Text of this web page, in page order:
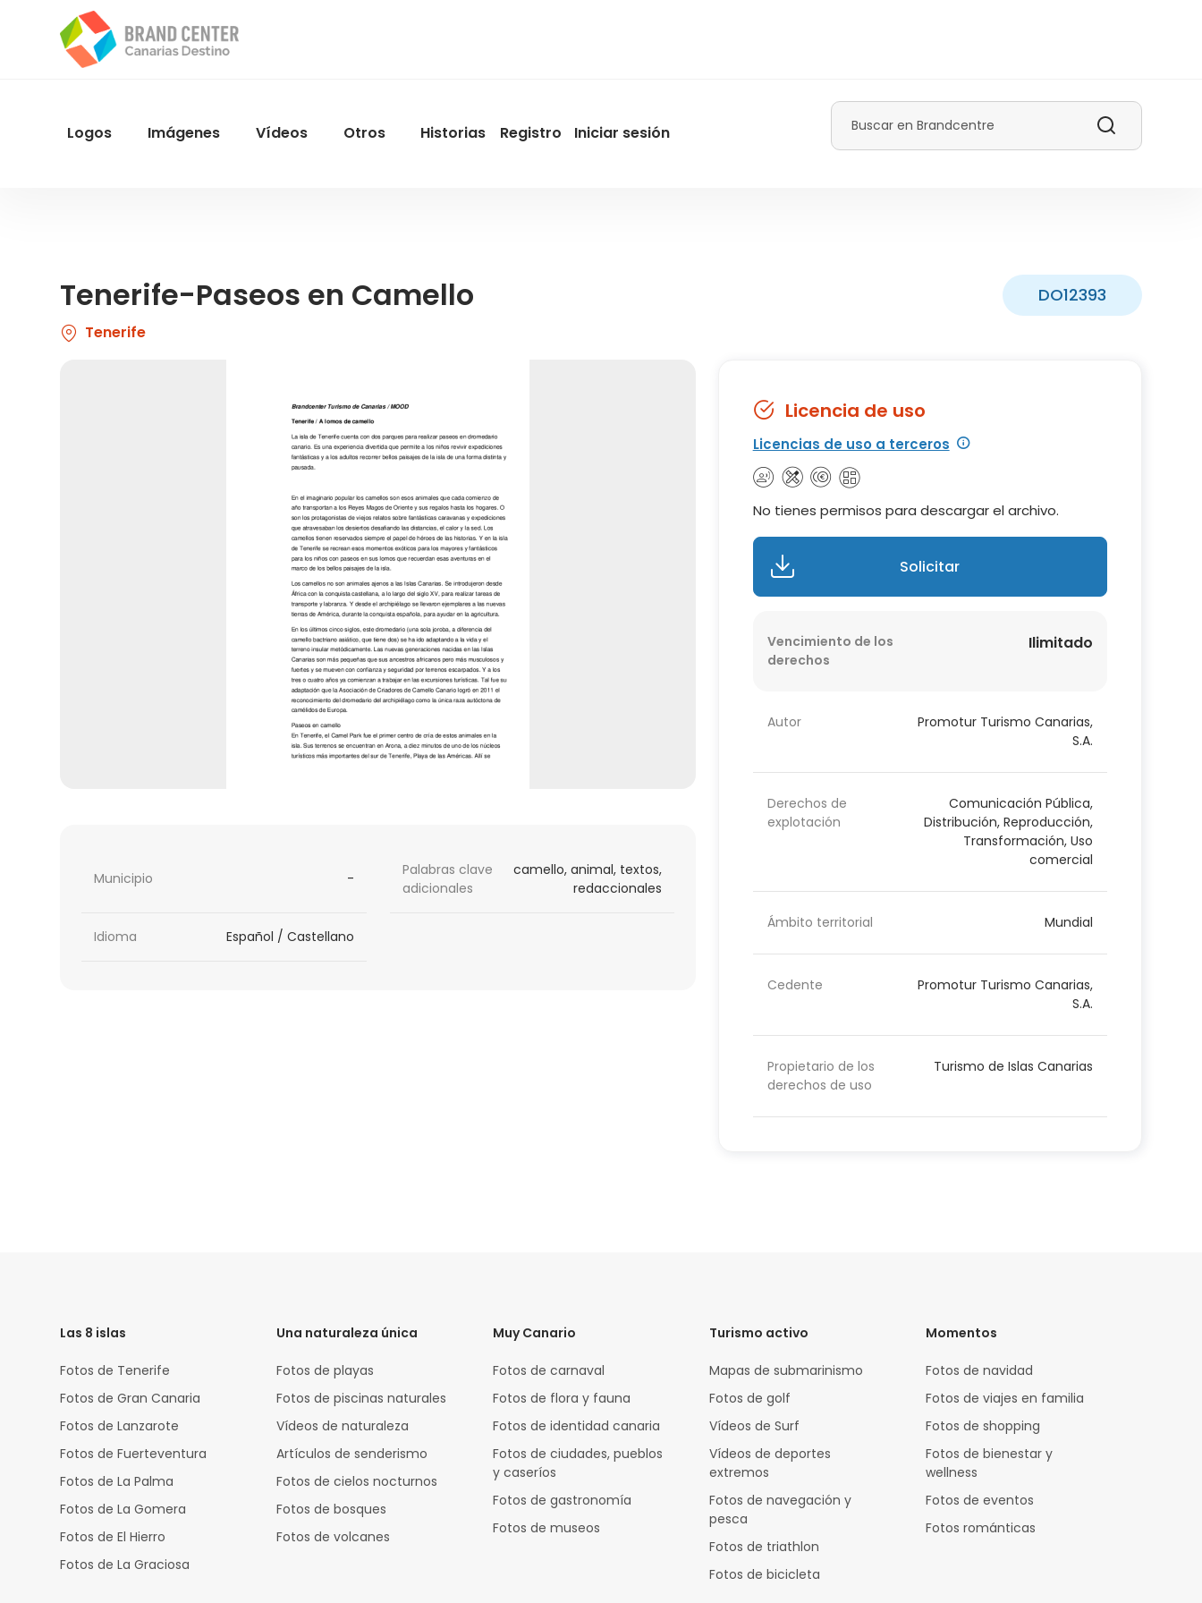
contenido
Menu
Logos Imágenes Vídeos Otros Historias
User
Registro Iniciar sesión
Buscar
Tenerife-Paseos en Camello DO12393
Tenerife
Municipio -
Palabras clave
adicionales
camello, animal, textos,
redaccionales
Idioma Español / Castellano
Licencia de uso
Licencias de uso a terceros
No tienes permisos para descargar el archivo.
Solicitar
Vencimiento de los
derechos
Ilimitado
Autor
Promotur Turismo Canarias,
S.A.
Derechos de
explotación
Comunicación Pública,
Distribución, Reproducción,
Transformación, Uso
comercial
Ámbito territorial Mundial
Cedente
Promotur Turismo Canarias,
S.A.
Propietario de los
derechos de uso
Turismo de Islas Canarias
Las 8 islas
Fotos de Tenerife
Fotos de Gran Canaria
Fotos de Lanzarote
Fotos de Fuerteventura
Fotos de La Palma
Fotos de La Gomera
Fotos de El Hierro
Fotos de La Graciosa
Una naturaleza única
Fotos de playas
Fotos de piscinas naturales
Vídeos de naturaleza
Artículos de senderismo
Fotos de cielos nocturnos
Fotos de bosques
Fotos de volcanes
Muy Canario
Fotos de carnaval
Fotos de flora y fauna
Fotos de identidad canaria
Fotos de ciudades, pueblos
y caseríos
Fotos de gastronomía
Fotos de museos
Turismo activo
Mapas de submarinismo
Fotos de golf
Vídeos de Surf
Vídeos de deportes
extremos
Fotos de navegación y
pesca
Fotos de triathlon
Fotos de bicicleta
Momentos
Fotos de navidad
Fotos de viajes en familia
Fotos de shopping
Fotos de bienestar y
wellness
Fotos de eventos
Fotos románticas